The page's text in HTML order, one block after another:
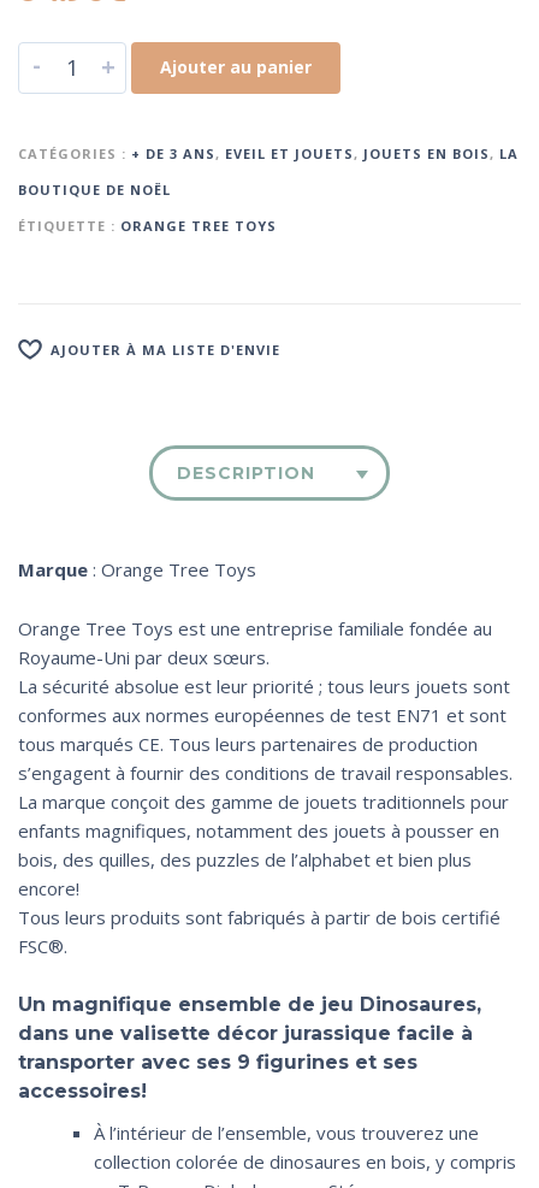
- + Ajouter au panier
CATÉGORIES : + DE 3 ANS, EVEIL ET JOUETS, JOUETS EN BOIS, LA
BOUTIQUE DE NOËL
ÉTIQUETTE : ORANGE TREE TOYS
AJOUTER À MA LISTE D'ENVIE
DESCRIPTION
Marque : Orange Tree Toys
Orange Tree Toys est une entreprise familiale fondée au
Royaume-Uni par deux sœurs.
La sécurité absolue est leur priorité ; tous leurs jouets sont
conformes aux normes européennes de test EN71 et sont
tous marqués CE. Tous leurs partenaires de production
s’engagent à fournir des conditions de travail responsables.
La marque conçoit des gamme de jouets traditionnels pour
enfants magnifiques, notamment des jouets à pousser en
bois, des quilles, des puzzles de l’alphabet et bien plus
encore!
Tous leurs produits sont fabriqués à partir de bois certifié
FSC®.
Un magnifique ensemble de jeu Dinosaures,
dans une valisette décor jurassique facile à
transporter avec ses 9 figurines et ses
accessoires!
À l’intérieur de l’ensemble, vous trouverez une
collection colorée de dinosaures en bois, y compris